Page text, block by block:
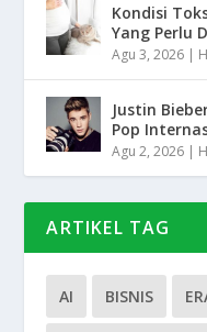
Kondisi
Yang Perlu
Agu 3, 2026 |
Justin
Pop
Agu 2, 2026 |
ARTIKEL TAG
AI BISNIS